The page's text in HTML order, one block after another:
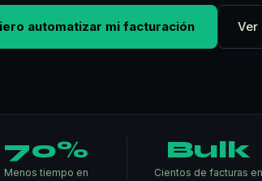
automatizar mi facturación Ver
70%
Menos tiempo en
Bulk
Cientos de facturas en